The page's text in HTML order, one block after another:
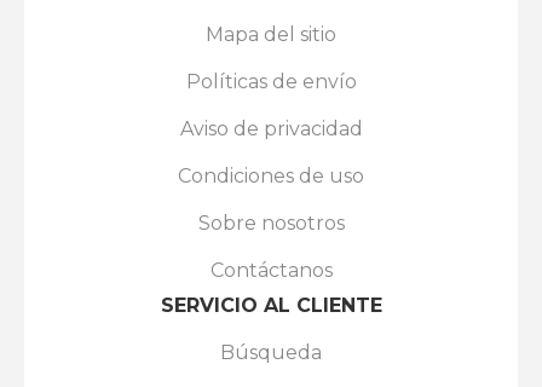
Mapa del sitio
Políticas de envío
Aviso de privacidad
Condiciones de uso
Sobre nosotros
Contáctanos
SERVICIO AL CLIENTE
Búsqueda